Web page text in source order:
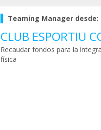
Teaming Manager desde:
CLUB ESPORTIU
Recaudar fondos para la
física